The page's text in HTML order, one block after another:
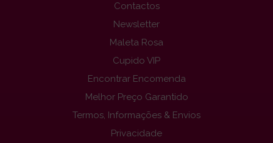
Contactos
Newsletter
Maleta Rosa
Cupido VIP
Encontrar Encomenda
Melhor Preço Garantido
Termos, Informações & Envios
Privacidade